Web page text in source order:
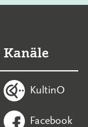
Kanäle
KultinO
Facebook